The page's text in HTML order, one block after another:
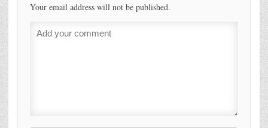
Your email address will not be published.